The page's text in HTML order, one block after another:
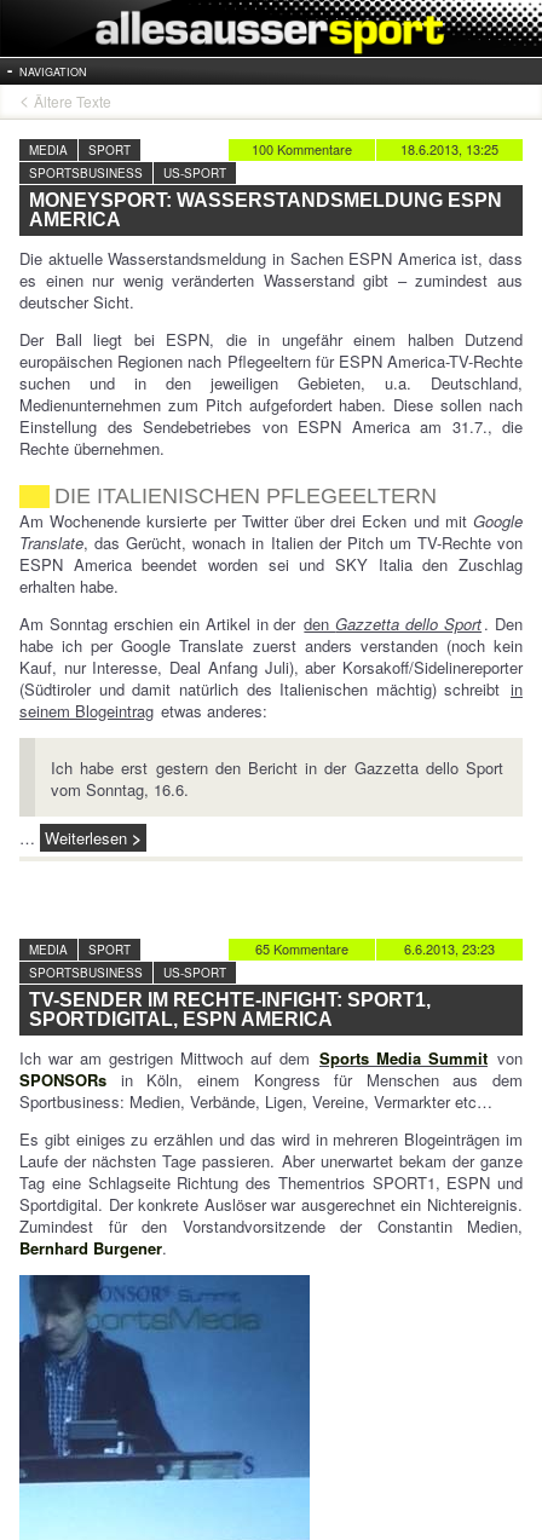
NAVIGATION
Ältere Texte
18.6.2013, 13:25
100 Kommentare
MEDIA
SPORT
SPORTSBUSINESS
US-SPORT
MONEYSPORT: WASSERSTANDSMELDUNG ESPN
AMERICA
Die aktuelle Wasserstandsmeldung in Sachen ESPN America ist, dass
es einen nur wenig veränderten Wasserstand gibt – zumindest aus
deutscher Sicht.
Der Ball liegt bei ESPN, die in ungefähr einem halben Dutzend
europäischen Regionen nach Pflegeeltern für ESPN America-TV-Rechte
suchen und in den jeweiligen Gebieten, u.a. Deutschland,
Medienunternehmen zum Pitch aufgefordert haben. Diese sollen nach
Einstellung des Sendebetriebes von ESPN America am 31.7., die
Rechte übernehmen.
DIE ITALIENISCHEN PFLEGEELTERN
Am Wochenende kursierte per Twitter über drei Ecken und mit Google
Translate, das Gerücht, wonach in Italien der Pitch um TV-Rechte von
ESPN America beendet worden sei und SKY Italia den Zuschlag
erhalten habe.
Am Sonntag erschien ein Artikel in der denGazzetta dello Sport. Den
habe ich per Google Translate zuerst anders verstanden (noch kein
Kauf, nur Interesse, Deal Anfang Juli), aber Korsakoff/Sidelinereporter
(Südtiroler und damit natürlich des Italienischen mächtig) schreibt in
seinem Blogeintrag etwas anderes:
Ich habe erst gestern den Bericht in der Gazzetta dello Sport
vom Sonntag, 16.6.
… Weiterlesen
6.6.2013, 23:23
65 Kommentare
MEDIA
SPORT
SPORTSBUSINESS
US-SPORT
TV-SENDER IM RECHTE-INFIGHT: SPORT1,
SPORTDIGITAL, ESPN AMERICA
Ich war am gestrigen Mittwoch auf dem Sports Media Summit von
SPONSORs in Köln, einem Kongress für Menschen aus dem
Sportbusiness: Medien, Verbände, Ligen, Vereine, Vermarkter etc…
Es gibt einiges zu erzählen und das wird in mehreren Blogeinträgen im
Laufe der nächsten Tage passieren. Aber unerwartet bekam der ganze
Tag eine Schlagseite Richtung des Thementrios SPORT1, ESPN und
Sportdigital. Der konkrete Auslöser war ausgerechnet ein Nichtereignis.
Zumindest für den Vorstandvorsitzende der Constantin Medien,
Bernhard Burgener.